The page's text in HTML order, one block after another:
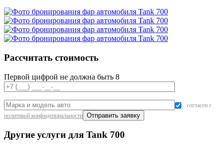
Рассчитать стоимость
Первой цифрой не должна быть 8
согласен с
политикой конфиденциальности
Другие услуги для Tank 700